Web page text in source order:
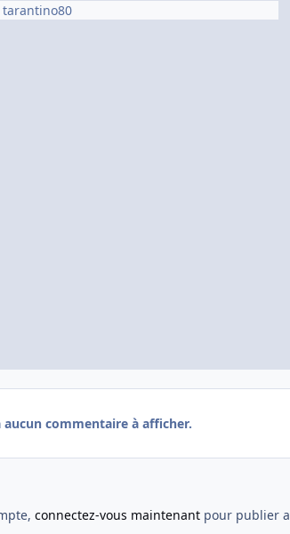
tarantino80
aucun commentaire à afficher.
connectez-vous maintenantpour publier